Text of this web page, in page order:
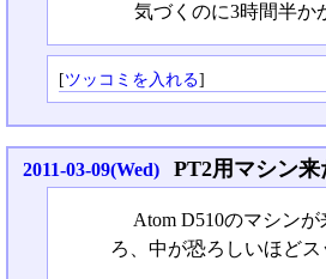
気づくのに3時間半か
[ツッコミを入れる]
2011-03-09(Wed) PT2用マシン来
Atom D510のマシン
ろ、中が恐ろしいほどス